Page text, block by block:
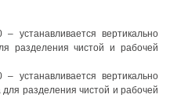
устанавливается вертикально
разделения чистой и рабочей
устанавливается вертикально
разделения чистой и рабочей